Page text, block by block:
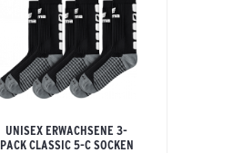
UNISEX ERWACHSENE 3-
PACK CLASSIC 5-C SOCKEN